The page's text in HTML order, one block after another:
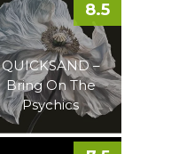
QUICKSAND –
Bring On The
Psychics
8.5